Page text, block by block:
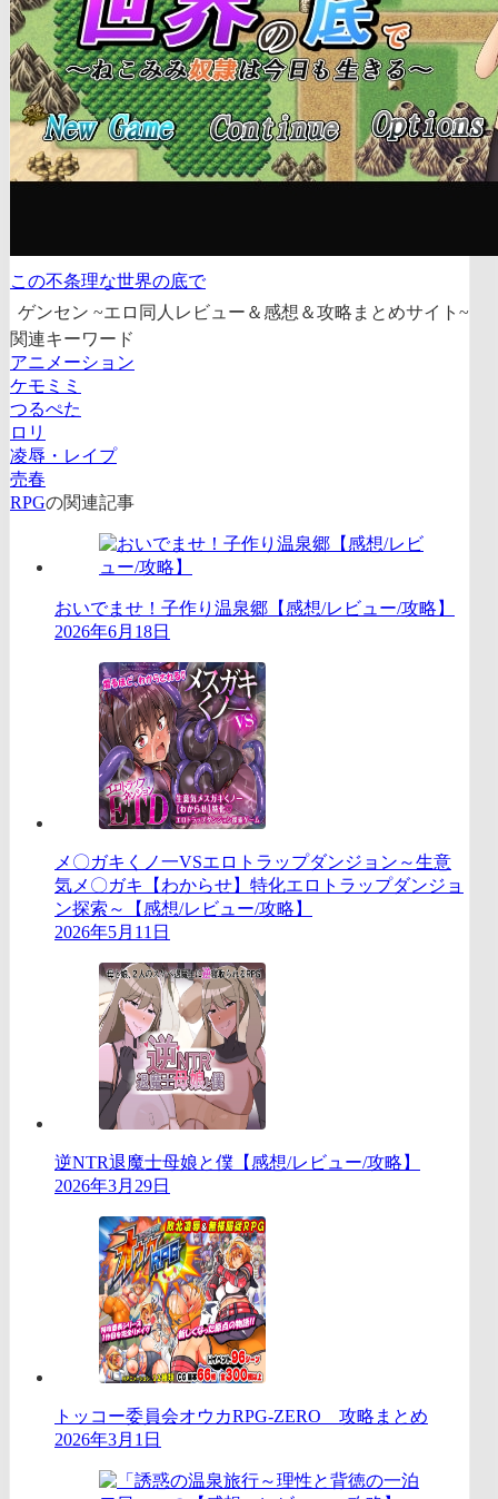
この不条理な世界の底で
ゲンセン ~エロ同人レビュー＆感想＆攻略まとめサイト~
関連キーワード
アニメーション
ケモミミ
つるぺた
ロリ
凌辱・レイプ
売春
RPGの関連記事
おいでませ！子作り温泉郷【感想/レビュー/攻略】
2026年6月18日
メ〇ガキくノ一VSエロトラップダンジョン～生意
気メ〇ガキ【わからせ】特化エロトラップダンジョ
ン探索～【感想/レビュー/攻略】
2026年5月11日
逆NTR退魔士母娘と僕【感想/レビュー/攻略】
2026年3月29日
トッコー委員会オウカRPG-ZERO 攻略まとめ
2026年3月1日